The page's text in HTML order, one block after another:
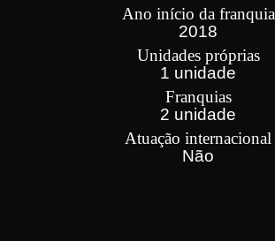
Ano início da franquia
2018
Unidades próprias
1 unidade
Franquias
2 unidade
Atuação internacional
Não